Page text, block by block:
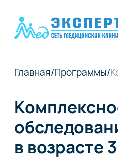
Главная/Программы/
в возрасте